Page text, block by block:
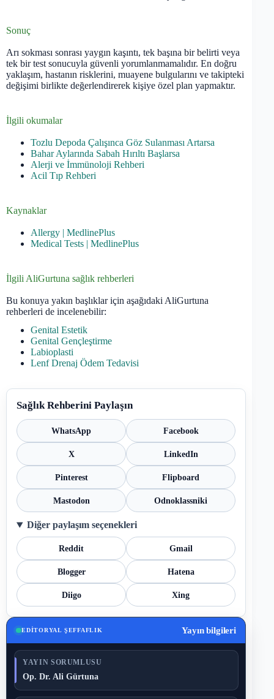
Sonuç
Arı sokması sonrası yaygın kaşıntı, tek başına bir belirti veya
tek bir test sonucuyla güvenli yorumlanmamalıdır. En doğru
yaklaşım, hastanın risklerini, muayene bulgularını ve takipteki
değişimi birlikte değerlendirerek kişiye özel plan yapmaktır.
İlgili okumalar
Tozlu Depoda Çalışınca Göz Sulanması Artarsa
Bahar Aylarında Sabah Hırıltı Başlarsa
Alerji ve İmmünoloji Rehberi
Acil Tıp Rehberi
Kaynaklar
Allergy | MedlinePlus
Medical Tests | MedlinePlus
İlgili AliGurtuna sağlık rehberleri
Bu konuya yakın başlıklar için aşağıdaki AliGurtuna
rehberleri de incelenebilir:
Genital Estetik
Genital Gençleştirme
Labioplasti
Lenf Drenaj Ödem Tedavisi
Sağlık Rehberini Paylaşın
WhatsApp Facebook
X LinkedIn
Pinterest Flipboard
Mastodon Odnoklassniki
Diğer paylaşım seçenekleri
Reddit Gmail
Blogger Hatena
Diigo Xing
EDITORYAL ŞEFFAFLIK Yayın bilgileri
YAYIN SORUMLUSU
Op. Dr. Ali Gürtuna